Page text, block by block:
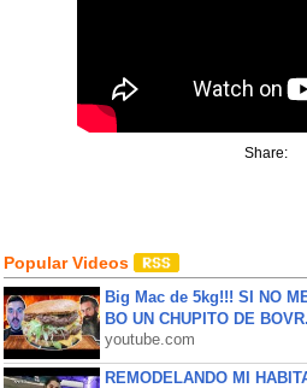
Share:
Popular Videos
Big Mac de 5kg!!! SI NO
BO UN CHUPITO DE
youtube.com
REMODELANDO MI